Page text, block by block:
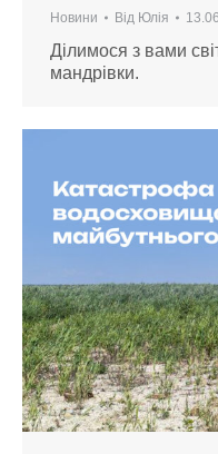
Новини Від Юлія
Ділимося з вами
мандрівки.